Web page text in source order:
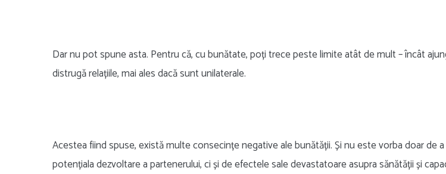
Dar nu pot spune asta. Pentru că, cu bunătate, poți trece peste limite atât de mult – încât
distrugă relațiile, mai ales dacă sunt unilaterale.
Acestea fiind spuse, există multe consecințe negative ale bunătății. Și nu este vorba doar de
potențiala dezvoltare a partenerului, ci și de efectele sale devastatoare asupra sănătății și